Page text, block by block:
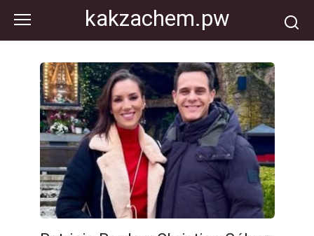
контенту
kakzachem.pw